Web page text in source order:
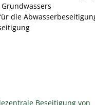
die
Beseitigung von